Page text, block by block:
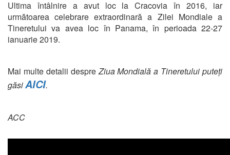
Ultima întâlnire a avut loc la Cracovia în 2016, iar
următoarea celebrare extraordinară a Zilei Mondiale a
Tineretului va avea loc în Panama, în perioada 22-27
ianuarie 2019.
Mai multe detalii despre Ziua Mondială a Tineretului puteți
găsiAICI.
ACC